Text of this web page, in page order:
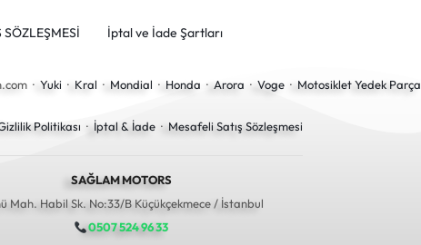
İptal ve İade Şartları
· Yuki · Kral · Mondial · Honda ·Arora · Voge · Motosiklet Yedek Parça
Politikası · İptal & İade· Mesafeli Satış Sözleşmesi
SAĞLAM MOTORS
Mah. Habil Sk. No:33/B Küçükçekmece / İstanbul
0507 524 96 33